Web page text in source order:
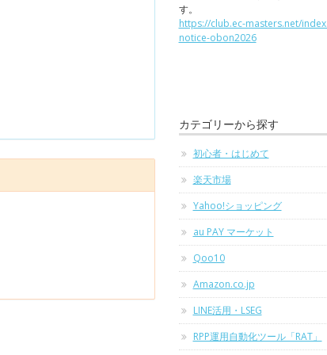
す。
https://club.ec-masters.net/
notice-obon2026
カテゴリーから探す
初心者・はじめて
楽天市場
Yahoo!ショッピング
au PAY マーケット
Qoo10
Amazon.co.jp
LINE活用・LSEG
RPP運用自動化ツール「RAT」